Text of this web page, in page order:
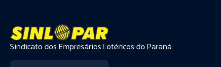
Sindicato dos Empresários Lotéricos do Paraná